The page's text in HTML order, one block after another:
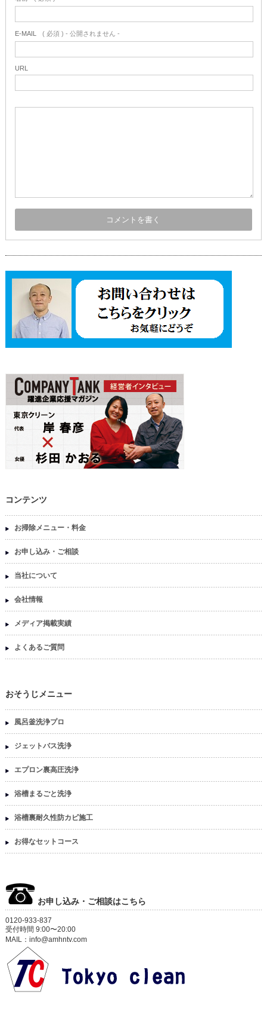
E-MAIL ( 必須 ) - 公開されません -
URL
コンテンツ
お掃除メニュー・料金
お申し込み・ご相談
当社について
会社情報
メディア掲載実績
よくあるご質問
おそうじメニュー
風呂釜洗浄プロ
ジェットバス洗浄
エプロン裏高圧洗浄
浴槽まるごと洗浄
浴槽裏耐久性防カビ施工
お得なセットコース
お申し込み・ご相談はこちら
0120-933-837
受付時間 9:00〜20:00
MAIL：info@amhntv.com